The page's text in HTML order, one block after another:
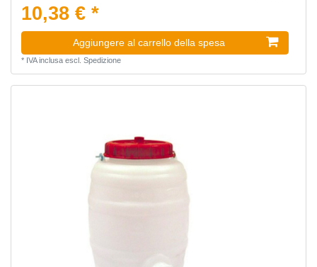
10,38 € *
Aggiungere al carrello della spesa
* IVA inclusaescl. Spedizione